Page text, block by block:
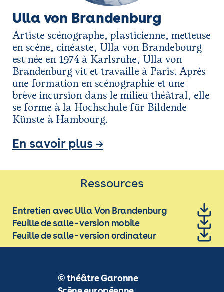
Ulla von Brandenburg
Artiste scénographe, plasticienne, metteuse
en scène, cinéaste, Ulla von Brandebourg
est née en 1974 à Karlsruhe, Ulla von
Brandenburg vit et travaille à Paris. Après
une formation en scénographie et une
brève incursion dans le milieu théâtral, elle
se forme à la Hochschule für Bildende
Künste à Hambourg.
En savoir plus →
Ressources
Entretien avec Ulla Von Brandenburg
Feuille de salle - version mobile
Feuille de salle - version ordinateur
© théâtre Garonne